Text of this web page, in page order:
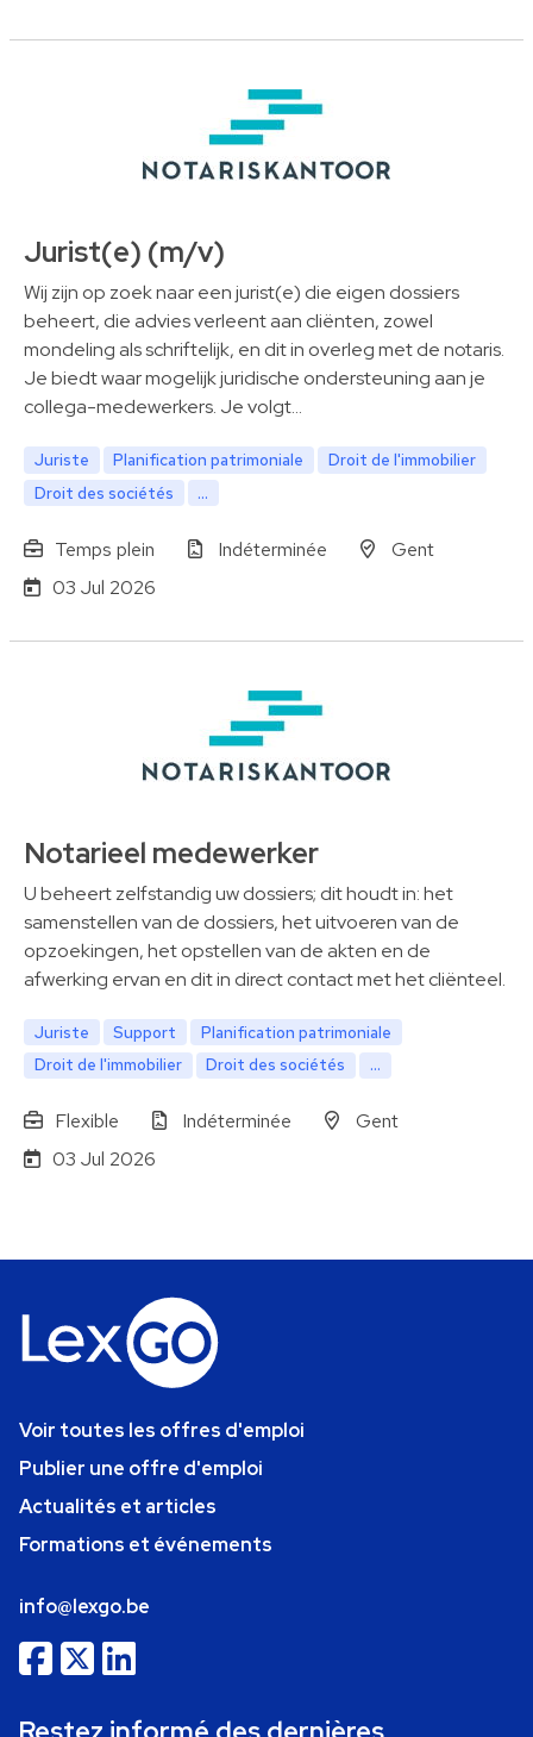
Jurist(e) (m/v)
Wij zijn op zoek naar een jurist(e) die eigen dossiers
beheert, die advies verleent aan cliënten, zowel
mondeling als schriftelijk, en dit in overleg met de notaris.
Je biedt waar mogelijk juridische ondersteuning aan je
collega-medewerkers. Je volgt…
Juriste Planification patrimoniale
Droit de l'immobilier
Droit des sociétés
...
Temps plein Indéterminée
Gent
03 Jul 2026
Notarieel medewerker
U beheert zelfstandig uw dossiers; dit houdt in: het
samenstellen van de dossiers, het uitvoeren van de
opzoekingen, het opstellen van de akten en de
afwerking ervan en dit in direct contact met het cliënteel.
Juriste Support
Planification patrimoniale
Droit de l'immobilier
Droit des sociétés ...
Flexible Indéterminée
Gent
03 Jul 2026
Voir toutes les offres d'emploi
Publier une offre d'emploi
Actualités et articles
Formations et événements
info@lexgo.be